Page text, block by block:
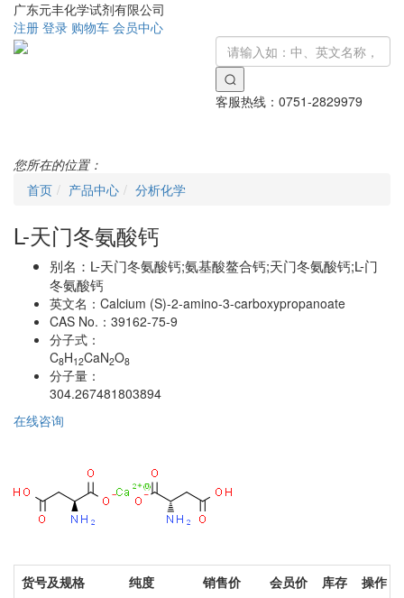
广东元丰化学试剂有限公司
注册 登录 购物车 会员中心
客服热线： 0751-2829979
您所在的位置：
首页
产品中心 分析化学
L-天门冬氨酸钙
别名： L-天门冬氨酸钙;氨基酸鳌合钙;天门冬氨酸钙;L-门
冬氨酸钙
英文名： Calcium (S)-2-amino-3-carboxypropanoate
CAS No.： 39162-75-9
分子式：
C8H12CaN2O8
分子量：
304.267481803894
在线咨询
货号及规格 纯度 销售价 会员价 库存
操作